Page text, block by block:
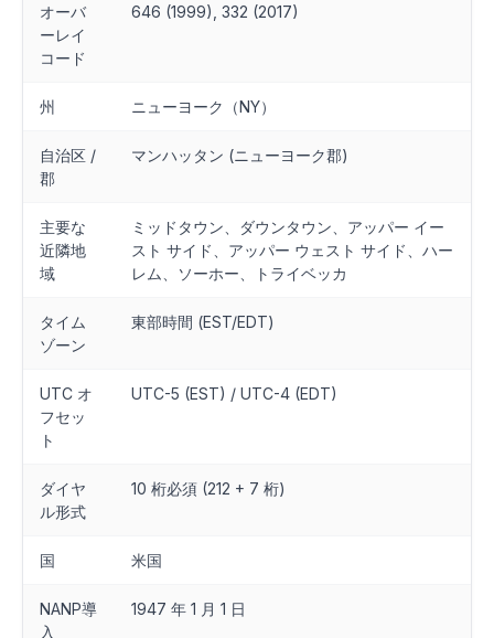
オーバ
ーレイ
コード
646 (1999), 332 (2017)
州 ニューヨーク（NY）
自治区 /
郡
マンハッタン (ニューヨーク郡)
主要な
近隣地
域
ミッドタウン、ダウンタウン、アッパー イー
スト サイド、アッパー ウェスト サイド、ハー
レム、ソーホー、トライベッカ
タイム
ゾーン
東部時間 (EST/EDT)
UTC オ
フセッ
ト
UTC-5 (EST) / UTC-4 (EDT)
ダイヤ
ル形式
10 桁必須 (212 + 7 桁)
国 米国
NANP導
入
1947 年 1 月 1 日